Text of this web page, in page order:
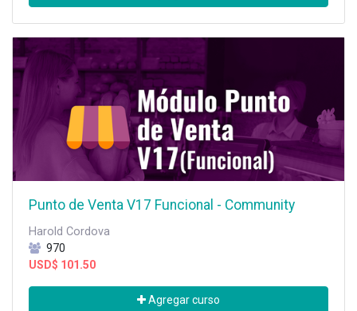
Punto de Venta V17 Funcional - Community
Harold Cordova
970
USD$ 101.50
Agregar curso